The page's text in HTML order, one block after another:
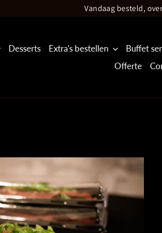
Vandaag besteld,
Desserts Extra's bestellen Buffet
Offerte